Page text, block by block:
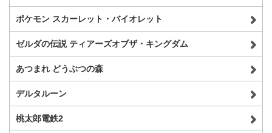
ポケモン スカーレット・バイオレット
ゼルダの伝説 ティアーズオブザ・キングダム
あつまれ どうぶつの森
デルタルーン
桃太郎電鉄2